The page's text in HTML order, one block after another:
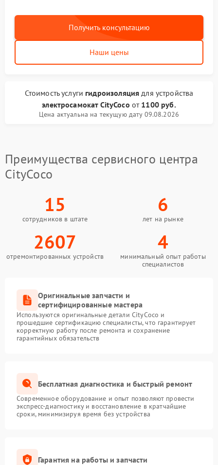
Получить консультацию
Наши цены
Стоимость услуги гидроизоляция для устройства
электросамокат CityCoco от 1100 руб.
Цена актуальна на текущую дату 09.08.2026
Преимущества сервисного центра
CityCoco
15
сотрудников в штате
6
лет на рынке
2607
отремонтированных устройств
4
минимальный опыт работы
специалистов
Оригинальные запчасти и
сертифицированные мастера
Используются оригинальные детали CityCoco и
прошедшие сертификацию специалисты, что гарантирует
корректную работу после ремонта и сохранение
гарантийных обязательств
Бесплатная диагностика и быстрый ремонт
Современное оборудование и опыт позволяют провести
экспресс-диагностику и восстановление в кратчайшие
сроки, минимизируя время без устройства
Гарантия на работы и запчасти